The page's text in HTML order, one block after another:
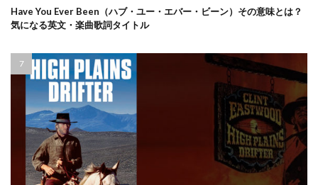
Have You Ever Been（ハブ・ユー・エバー・ビーン）その意味とは？
気になる英文・楽曲歌詞タイトル